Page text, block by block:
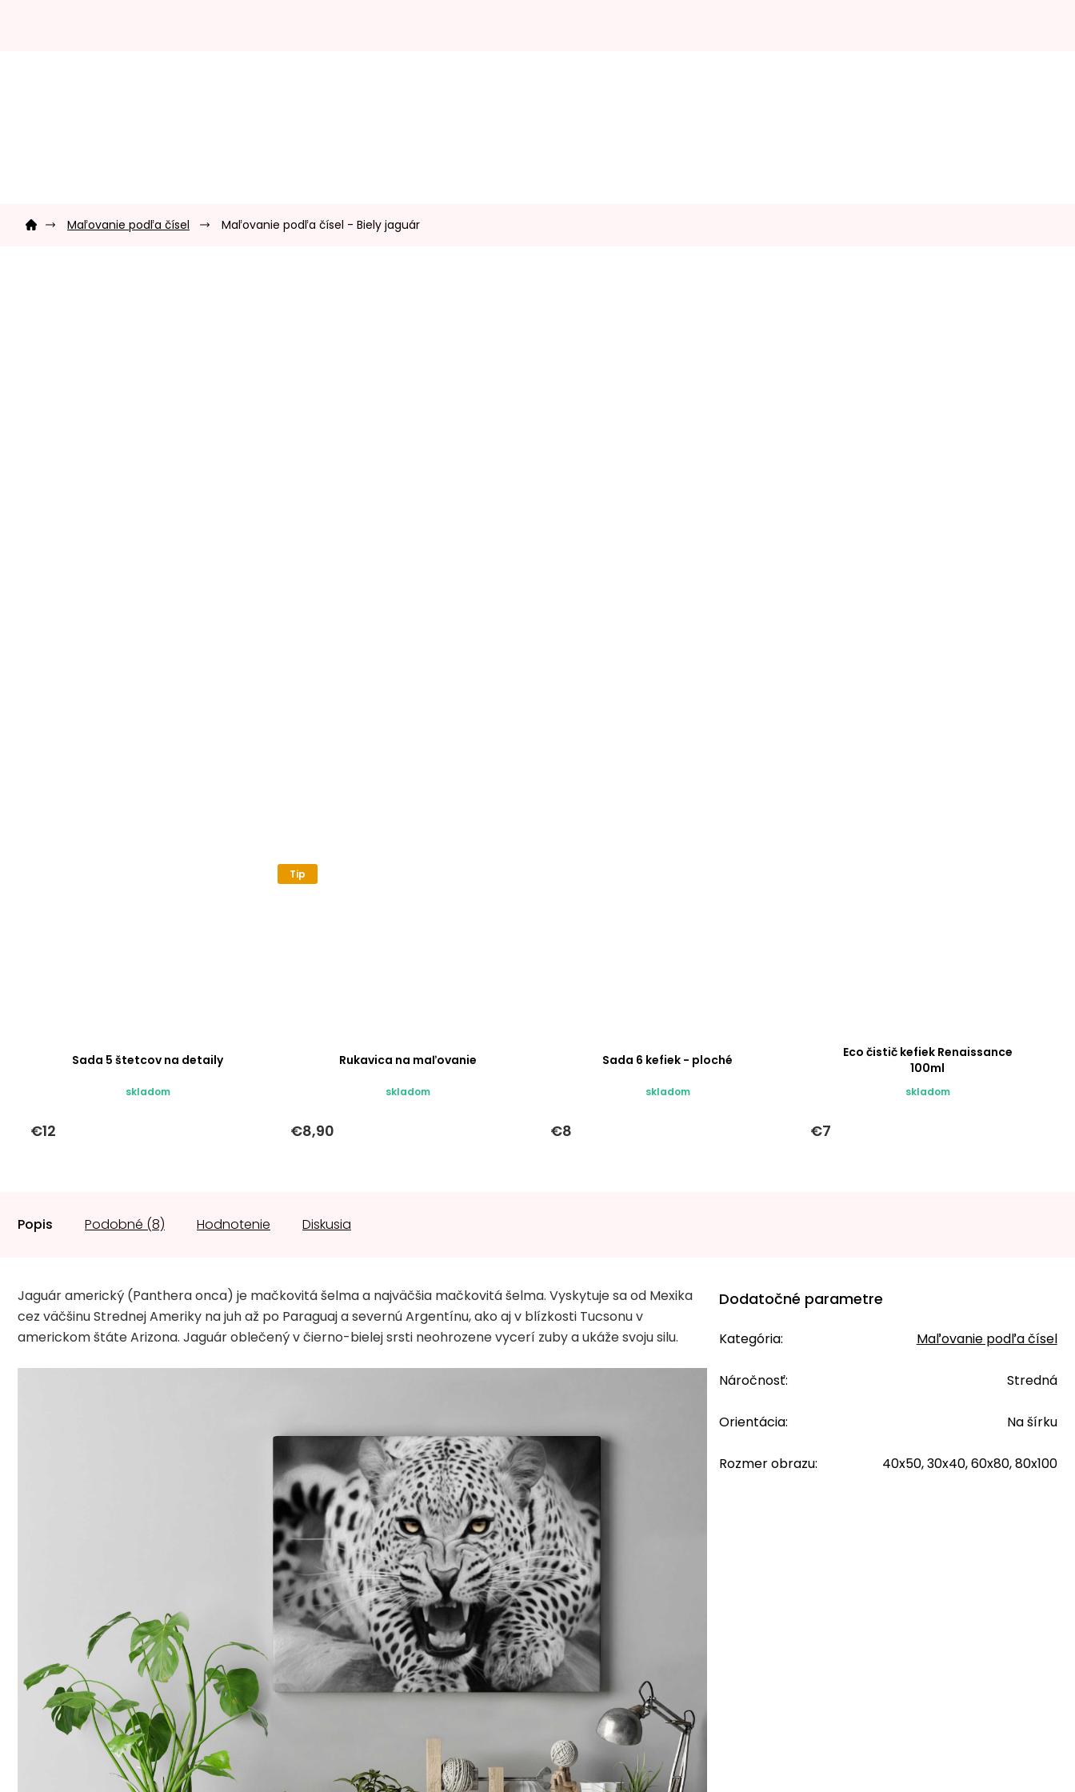
Domov Maľovanie podľa čísel Maľovanie podľa čísel - Biely jaguár
Sada 5 štetcov na detaily
skladom
€12
Tip
Rukavica na maľovanie
skladom
€8,90
Sada 6 kefiek - ploché
skladom
€8
Eco čistič kefiek Renaissance
100ml
skladom
€7
Popis Podobné (8) Hodnotenie Diskusia
Jaguár americký (Panthera onca) je mačkovitá šelma a najväčšia mačkovitá šelma. Vyskytuje sa od Mexika
cez väčšinu Strednej Ameriky na juh až po Paraguaj a severnú Argentínu, ako aj v blízkosti Tucsonu v
americkom štáte Arizona. Jaguár oblečený v čierno-bielej srsti neohrozene vycerí zuby a ukáže svoju silu.
Dodatočné parametre
Kategória: Maľovanie podľa čísel
Náročnosť: Stredná
Orientácia: Na šírku
Rozmer obrazu: 40x50, 30x40, 60x80, 80x100